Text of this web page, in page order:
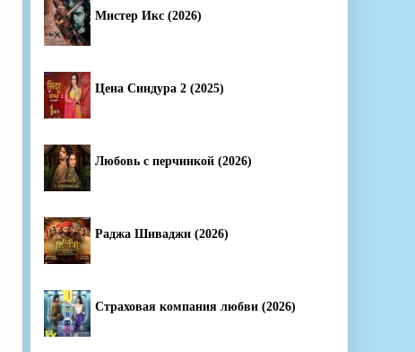
Мистер Икс (2026)
Цена Синдура 2 (2025)
Любовь с перчинкой (2026)
Раджа Шиваджи (2026)
Страховая компания любви (2026)